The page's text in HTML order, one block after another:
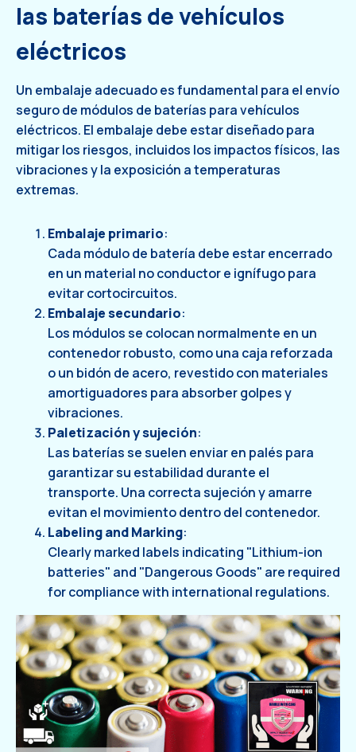
las baterías de vehículos
eléctricos
Un embalaje adecuado es fundamental para el envío
seguro de módulos de baterías para vehículos
eléctricos. El embalaje debe estar diseñado para
mitigar los riesgos, incluidos los impactos físicos, las
vibraciones y la exposición a temperaturas
extremas.
Embalaje primario:
Cada módulo de batería debe estar encerrado
en un material no conductor e ignífugo para
evitar cortocircuitos.
Embalaje secundario:
Los módulos se colocan normalmente en un
contenedor robusto, como una caja reforzada
o un bidón de acero, revestido con materiales
amortiguadores para absorber golpes y
vibraciones.
Paletización y sujeción:
Las baterías se suelen enviar en palés para
garantizar su estabilidad durante el
transporte. Una correcta sujeción y amarre
evitan el movimiento dentro del contenedor.
Labeling and Marking:
Clearly marked labels indicating "Lithium-ion
batteries" and "Dangerous Goods" are required
for compliance with international regulations.